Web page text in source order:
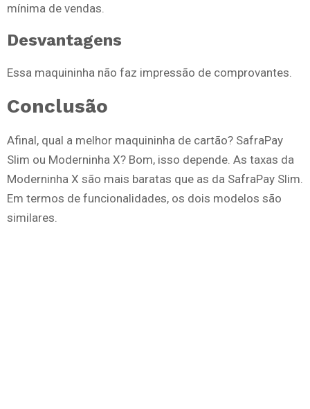
mínima de vendas.
Desvantagens
Essa maquininha não faz impressão de comprovantes.
Conclusão
Afinal, qual a melhor maquininha de cartão? SafraPay
Slim ou Moderninha X? Bom, isso depende. As taxas da
Moderninha X são mais baratas que as da SafraPay Slim.
Em termos de funcionalidades, os dois modelos são
similares.